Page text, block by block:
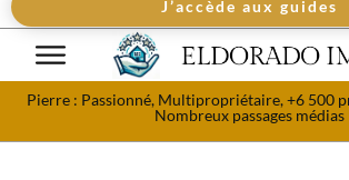
J’accède aux guides
Pierre : Passionné, Multipropriétaire, +6 500
Nombreux passages médias